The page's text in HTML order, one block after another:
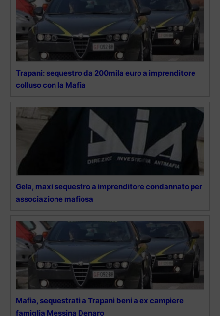
Trapani: sequestro da 200mila euro a imprenditore
colluso con la Mafia
Gela, maxi sequestro a imprenditore condannato per
associazione mafiosa
Mafia, sequestrati a Trapani beni a ex campiere
famiglia Messina Denaro